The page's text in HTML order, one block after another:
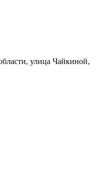
улица Чайкиной,